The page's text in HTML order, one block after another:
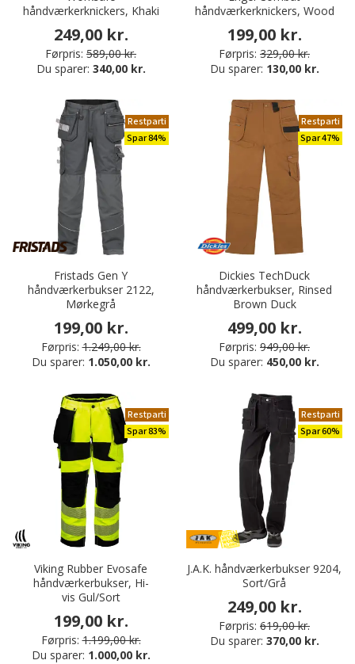
håndværkerknickers, Khaki
249,00 kr.
Førpris: 589,00 kr.
Du sparer: 340,00 kr.
håndværkerknickers, Wood
199,00 kr.
Førpris: 329,00 kr.
Du sparer: 130,00 kr.
Restparti
Spar 84%
Fristads Gen Y
håndværkerbukser 2122,
Mørkegrå
199,00 kr.
Førpris: 1.249,00 kr.
Du sparer: 1.050,00 kr.
Restparti
Spar 47%
Dickies TechDuck
håndværkerbukser, Rinsed
Brown Duck
499,00 kr.
Førpris: 949,00 kr.
Du sparer: 450,00 kr.
Restparti
Spar 83%
Viking Rubber Evosafe
håndværkerbukser, Hi-
vis Gul/Sort
199,00 kr.
Førpris: 1.199,00 kr.
Du sparer: 1.000,00 kr.
Restparti
Spar 60%
J.A.K. håndværkerbukser 9204,
Sort/Grå
249,00 kr.
Førpris: 619,00 kr.
Du sparer: 370,00 kr.